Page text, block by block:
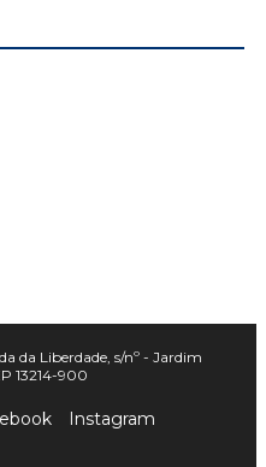
da Liberdade, s/nº - Jardim
13214-900
Instagram